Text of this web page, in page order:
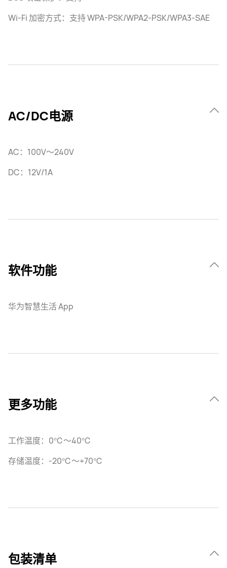
Wi-Fi 加密方式：支持 WPA-PSK/WPA2-PSK/WPA3-SAE
AC/DC电源
AC：100V～240V
DC：12V/1A
软件功能
华为智慧生活 App
更多功能
工作温度：0℃～40℃
存储温度：-20℃～+70℃
包装清单